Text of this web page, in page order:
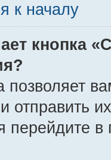
к началу
кнопка
позволяет
отправить
перейдите в